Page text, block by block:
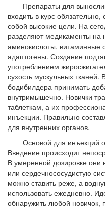
Препараты для
входить в курс
собой высокие цели. На
разделяют медикаменты на
аминокислоты, витаминные
адаптогены. Создание
употреблением
сухость мускульных тканей.
бодибилдера принимать
внутримышечно. Новички
таблеткам, а их
инъекции. Правильно
для внутренних органов.
Основой для инъекций
Введение происходит
В умеренной дозировке они
или сердечнососудистую
можно ставить реже, а
использовать ежедневно.
обнаружить любой новичок,